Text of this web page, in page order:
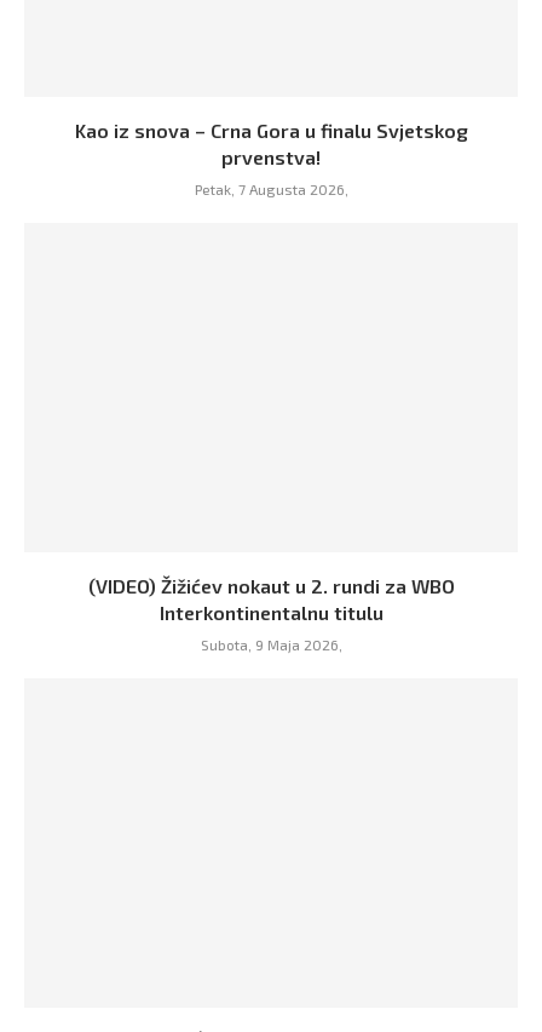
Kao iz snova – Crna Gora u finalu Svjetskog
prvenstva!
Petak, 7 Augusta 2026,
(VIDEO) Žižićev nokaut u 2. rundi za WBO
Interkontinentalnu titulu
Subota, 9 Maja 2026,